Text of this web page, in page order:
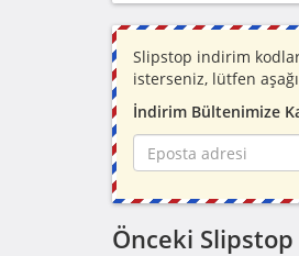
Slipstop indirim
isterseniz, lütfen
İndirim Bültenimize
Önceki